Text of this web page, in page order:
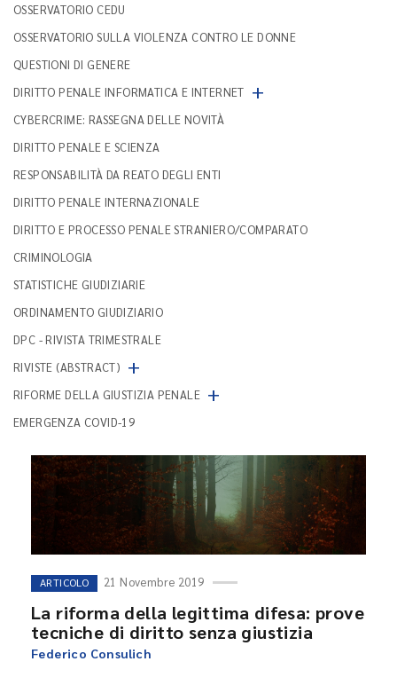
OSSERVATORIO CEDU
OSSERVATORIO SULLA VIOLENZA CONTRO LE DONNE
QUESTIONI DI GENERE
DIRITTO PENALE INFORMATICA E INTERNET +
CYBERCRIME: RASSEGNA DELLE NOVITÀ
DIRITTO PENALE E SCIENZA
RESPONSABILITÀ DA REATO DEGLI ENTI
DIRITTO PENALE INTERNAZIONALE
DIRITTO E PROCESSO PENALE STRANIERO/COMPARATO
CRIMINOLOGIA
STATISTICHE GIUDIZIARIE
ORDINAMENTO GIUDIZIARIO
DPC - RIVISTA TRIMESTRALE
RIVISTE (ABSTRACT) +
RIFORME DELLA GIUSTIZIA PENALE +
EMERGENZA COVID-19
ARTICOLO 21 Novembre 2019
La riforma della legittima difesa: prove
tecniche di diritto senza giustizia
Federico Consulich